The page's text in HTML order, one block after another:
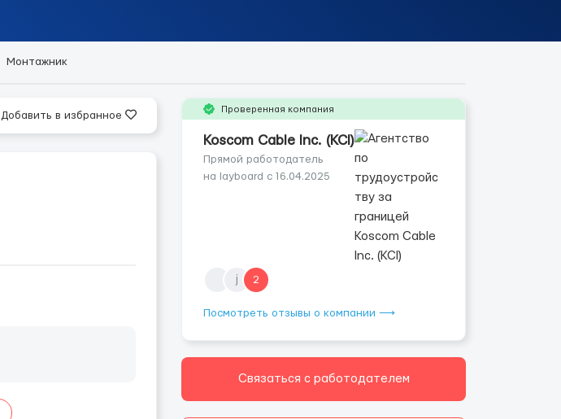
Монтажник
Добавить в избранное
Проверенная компания
Koscom Cable Inc. (KCI)
Прямой работодатель
на layboard с 16.04.2025
j 2
Посмотреть отзывы о компании ⟶
Связаться с работодателем